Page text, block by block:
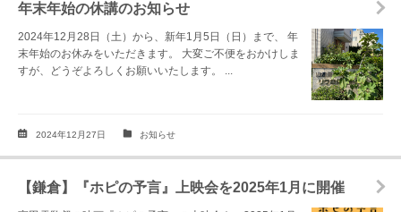
年末年始の休講のお知らせ
2024年12月28日（土）から、新年1月5日（日）まで、 年
末年始のお休みをいただきます。 大変ご不便をおかけしま
すが、どうぞよろしくお願いいたします。 ...
2024年12月27日 お知らせ
【鎌倉】『ホピの予言』上映会を2025年1月に開催